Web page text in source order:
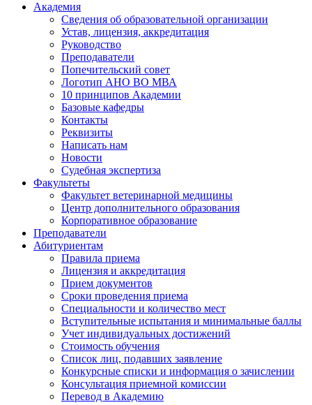
Академия
Сведения об образовательной организации
Устав, лицензия, аккредитация
Руководство
Преподаватели
Попечительский совет
Логотип АНО ВО МВА
10 принципов Академии
Базовые кафедры
Контакты
Реквизиты
Написать нам
Новости
Судебная экспертиза
Факультеты
Факультет ветеринарной медицины
Центр дополнительного образования
Корпоративное образование
Преподаватели
Абитуриентам
Правила приема
Лицензия и аккредитация
Прием документов
Сроки проведения приема
Специальности и количество мест
Вступительные испытания и минимальные баллы
Учет индивидуальных достижений
Стоимость обучения
Список лиц, подавших заявление
Конкурсные списки и информация о зачислении
Консультация приемной комиссии
Перевод в Академию